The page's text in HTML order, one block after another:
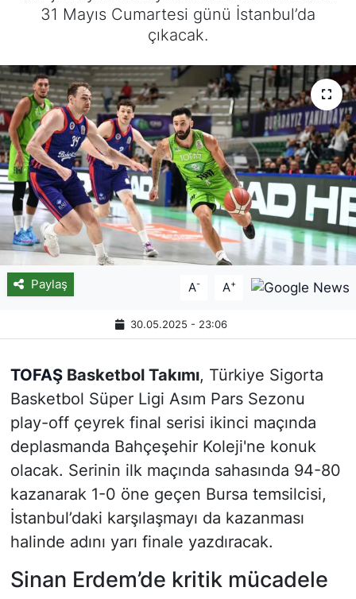
31 Mayıs Cumartesi günü İstanbul’da
çıkacak.
Paylaş A- A+
30.05.2025 - 23:06
TOFAŞBasketbol Takımı, Türkiye Sigorta
Basketbol Süper Ligi Asım Pars Sezonu
play-off çeyrek final serisi ikinci maçında
deplasmanda Bahçeşehir Koleji'ne konuk
olacak. Serinin ilk maçında sahasında 94-80
kazanarak 1-0 öne geçen Bursa temsilcisi,
İstanbul’daki karşılaşmayı da kazanması
halinde adını yarı finale yazdıracak.
Sinan Erdem’de kritik mücadele
Son Dakika Haberleri
Haber Arşivi